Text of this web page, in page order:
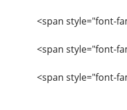
<span style="font-
<span style="font-
<span style="font-